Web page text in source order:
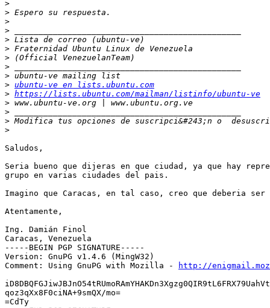
>
>
>
>
>
>
>
>
>
> ubuntu-ve en lists.ubuntu.com
> https://lists.ubuntu.com/mailman/listinfo/ubuntu-ve
>
>
> Modifica tus opciones de suscripci&#243;n o
>
Saludos,
Seria bueno que dijeras en que ciudad, ya que hay
grupo en varias ciudades del pais.
Imagino que Caracas, en tal caso, creo que deberia ser
Atentamente,
Ing. Damián Finol
Caracas, Venezuela
-----BEGIN PGP SIGNATURE-----
Version: GnuPG v1.4.6 (MingW32)
Comment: Using GnuPG with Mozilla -
http://
qoz3qXx8F0ciNA+9smQX/mo=
=CdTy